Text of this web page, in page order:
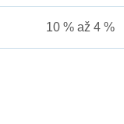
10 % až 4 %